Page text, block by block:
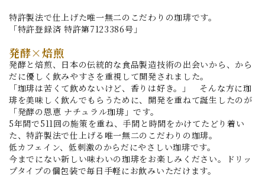
特許製法で仕上げた唯一無二のこだわりの珈琲です。
「特許登録済 特許第7123386号」
発酵×焙煎
発酵と焙煎、日本の伝統的な食品製造技術の出会いから、から
だに優しく飲みやすさを重視して開発されました。
「珈琲は苦くて飲めないけど、香りは好き。」 そんな方に珈
琲を美味しく飲んでもらうために、開発を重ねて誕生したのが
「発酵の恩恵 ナチュラル珈琲」です。
5年間で511回の施策を重ね、手間と時間をかけてたどり着い
た、特許製法で仕上げる唯一無二のこだわりの珈琲。
低カフェイン、低刺激のからだにやさしい珈琲です。
今までにない新しい味わいの珈琲をお楽しみください。ドリッ
プタイプの個包装で毎日手軽にお飲みいただけます。